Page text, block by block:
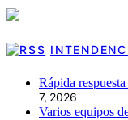
Rápida
7, 2026
Varios equipos